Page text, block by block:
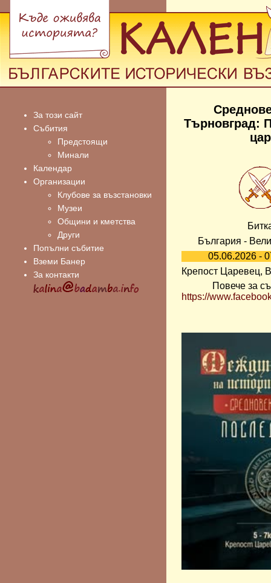
За този сайт
Събития
Предстоящи
Минали
Календар
Организации
Клубове за възстановки
Музеи
Общини и кметства
Други
Попълни събитие
Вземи Банер
За контакти
Търновград:
цар
България -
05.06.2026 -
Крепост Царевец,
Повече за
https://